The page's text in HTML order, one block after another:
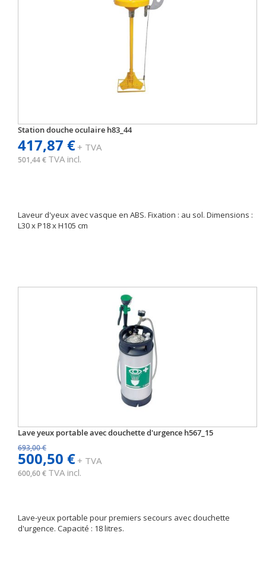
Station douche oculaire h83_44
417,87 €+ TVA
501,44 € TVA incl.
Laveur d'yeux avec vasque en ABS. Fixation : au sol. Dimensions :
L30 x P18 x H105 cm
Lave yeux portable avec douchette d'urgence h567_15
693,00 €
500,50 €+ TVA
600,60 € TVA incl.
Lave-yeux portable pour premiers secours avec douchette
d'urgence. Capacité : 18 litres.